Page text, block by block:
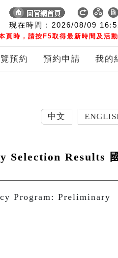
現在時間 : 2026/08/09
頁時，請按F5取得最新時間及活
預約 預約申請 我的
ENGLISH
Selection Results
Program: Preliminary